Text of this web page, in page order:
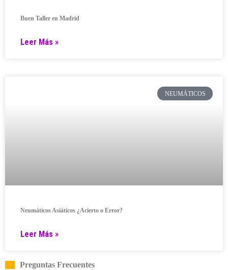
Buen Taller en Madrid
Leer Más »
NEUMÁTICOS
Neumáticos Asiáticos ¿Acierto o Error?
Leer Más »
Preguntas Frecuentes